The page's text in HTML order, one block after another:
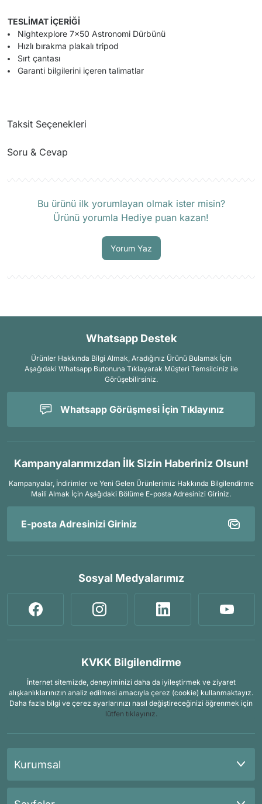
TESLİMAT İÇERİĞİ
Nightexplore 7x50 Astronomi Dürbünü
Hızlı bırakma plakalı tripod
Sırt çantası
Garanti bilgilerini içeren talimatlar
Taksit Seçenekleri
Soru & Cevap
Bu ürünü ilk yorumlayan olmak ister misin?
Ürünü yorumla Hediye puan kazan!
Yorum Yaz
Whatsapp Destek
Ürünler Hakkında Bilgi Almak, Aradığınız Ürünü Bulamak İçin
Aşağıdaki Whatsapp Butonuna Tıklayarak Müşteri Temsilciniz ile
Görüşebilirsiniz.
Whatsapp Görüşmesi İçin Tıklayınız
Kampanyalarımızdan İlk Sizin Haberiniz Olsun!
Kampanyalar, İndirimler ve Yeni Gelen Ürünlerimiz Hakkında Bilgilendirme
Maili Almak İçin Aşağıdaki Bölüme E-posta Adresinizi Giriniz.
Sosyal Medyalarımız
KVKK Bilgilendirme
İnternet sitemizde, deneyiminizi daha da iyileştirmek ve ziyaret
alışkanlıklarınızın analiz edilmesi amacıyla çerez (cookie) kullanmaktayız.
Daha fazla bilgi ve çerez ayarlarınızı nasıl değiştireceğinizi öğrenmek için
lütfen tıklayınız.
Kurumsal